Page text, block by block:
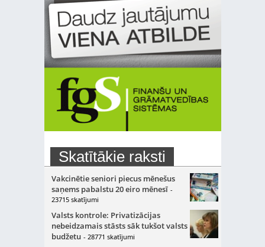
Skatītākie raksti
Vakcinētie seniori piecus mēnešus
saņems pabalstu 20 eiro mēnesī -
23715 skatījumi
Valsts kontrole: Privatizācijas
nebeidzamais stāsts sāk tukšot valsts
budžetu - 28771 skatījumi